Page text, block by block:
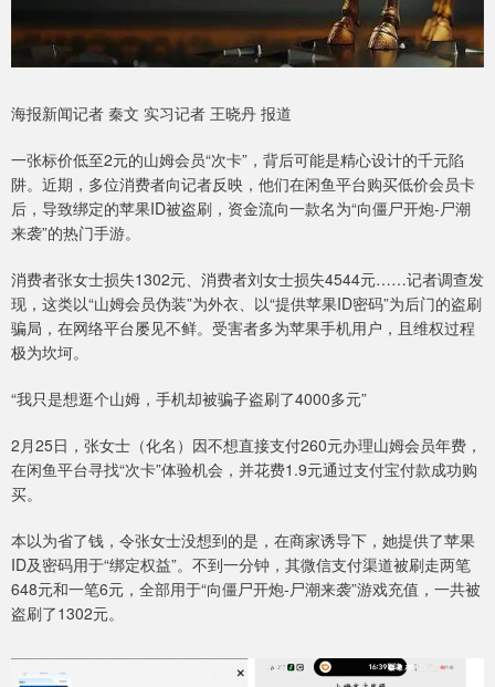
海报新闻记者 秦文 实习记者 王晓丹 报道
一张标价低至2元的山姆会员“次卡”，背后可能是精心设计的千元陷
阱。近期，多位消费者向记者反映，他们在闲鱼平台购买低价会员卡
后，导致绑定的苹果ID被盗刷，资金流向一款名为“向僵尸开炮-尸潮
来袭”的热门手游。
消费者张女士损失1302元、消费者刘女士损失4544元……记者调查发
现，这类以“山姆会员伪装”为外衣、以“提供苹果ID密码”为后门的盗刷
骗局，在网络平台屡见不鲜。受害者多为苹果手机用户，且维权过程
极为坎坷。
“我只是想逛个山姆，手机却被骗子盗刷了4000多元”
2月25日，张女士（化名）因不想直接支付260元办理山姆会员年费，
在闲鱼平台寻找“次卡”体验机会，并花费1.9元通过支付宝付款成功购
买。
本以为省了钱，令张女士没想到的是，在商家诱导下，她提供了苹果
ID及密码用于“绑定权益”。不到一分钟，其微信支付渠道被刷走两笔
648元和一笔6元，全部用于“向僵尸开炮-尸潮来袭”游戏充值，一共被
盗刷了1302元。